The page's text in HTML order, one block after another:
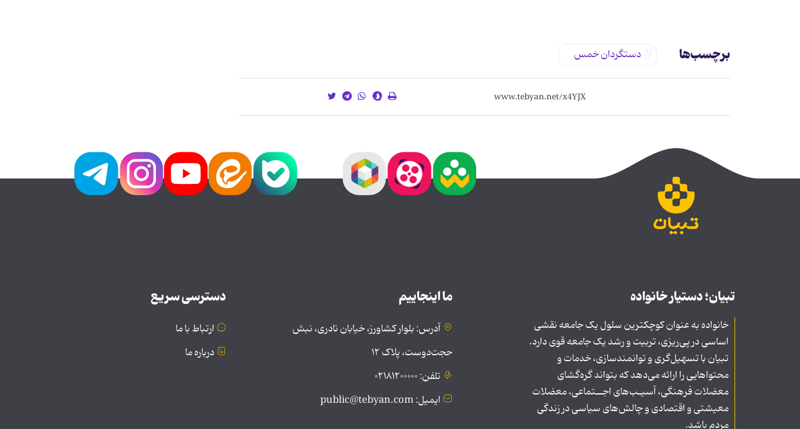
برچسب‌ها دستگردان خمس
تبیان؛ دستیار خانواده
خانواده به عنوان کوچکترین سلول یک جامعه نقشی
اساسی در پی‌ریزی، تربیت و رشد یک جامعه قوی دارد.
تبیان با تسهیل‌گری و توانمندسازی، خدمات و
محتواهایی را ارائه می‌دهد که بتواند گره‌گشای
معضلات فرهنگی، آسیـب‌های اجــتماعی، معضلات
معیشتی و اقتصادی و چالش‌های سیاسی در زندگی
مردم باشد.
ما اینجاییم
آدرس: بلوار کشاورز، خیابان نادری، نبش
حجت‌دوست، پلاک ۱۲
تلفن: ۰۲۱۸۱۲۰۰۰۰۰
ایمیل: public@tebyan.com
دسترسی سریع
ارتباط با ما
درباره ما